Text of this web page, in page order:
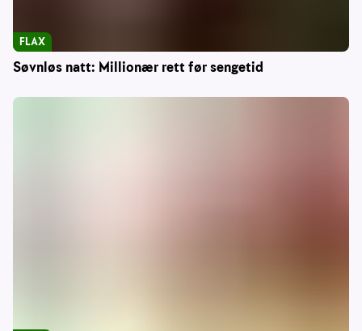
Søvnløs natt: Millionær rett før sengetid
FLAX